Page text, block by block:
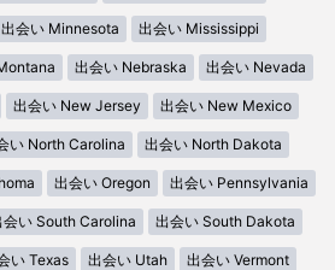
出会い Minnesota 出会い Mississippi
出会い Nebraska 出会い Nevada
出会い New Jersey 出会い New Mexico
い North Carolina 出会い North Dakota
出会い Oregon 出会い Pennsylvania
会い South Carolina 出会い South Dakota
い Texas 出会い Utah 出会い Vermont